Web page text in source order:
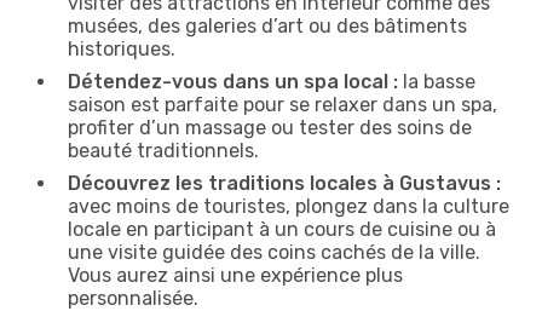
musées, des galeries d’art ou des bâtiments
historiques.
Détendez-vous dans un spa local : la basse
saison est parfaite pour se relaxer dans un spa,
profiter d’un massage ou tester des soins de
beauté traditionnels.
Découvrez les traditions locales à Gustavus :
avec moins de touristes, plongez dans la culture
locale en participant à un cours de cuisine ou à
une visite guidée des coins cachés de la ville.
Vous aurez ainsi une expérience plus
personnalisée.